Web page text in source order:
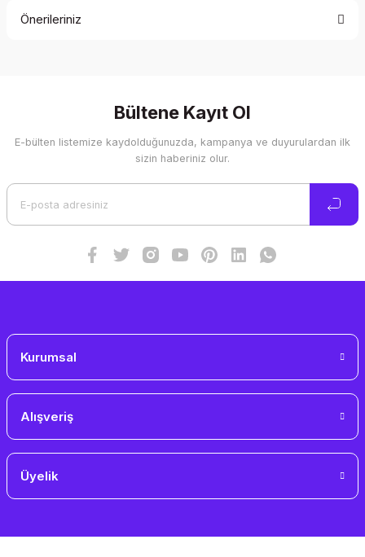
Önerileriniz
Görüş ve önerileriniz için teşekkür ederiz.
Ürün resmi kalitesiz, bozuk veya görüntülenemiyor.
Bültene Kayıt Ol
E-bülten listemize kaydolduğunuzda, kampanya ve duyurulardan ilk
sizin haberiniz olur.
Kurumsal
Alışveriş
Üyelik